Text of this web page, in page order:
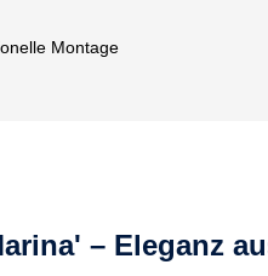
Montage
– Eleganz